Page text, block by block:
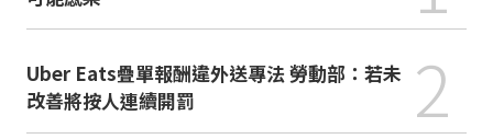
Uber Eats疊單報酬違外送專法 勞動部：若未
改善將按人連續開罰
2